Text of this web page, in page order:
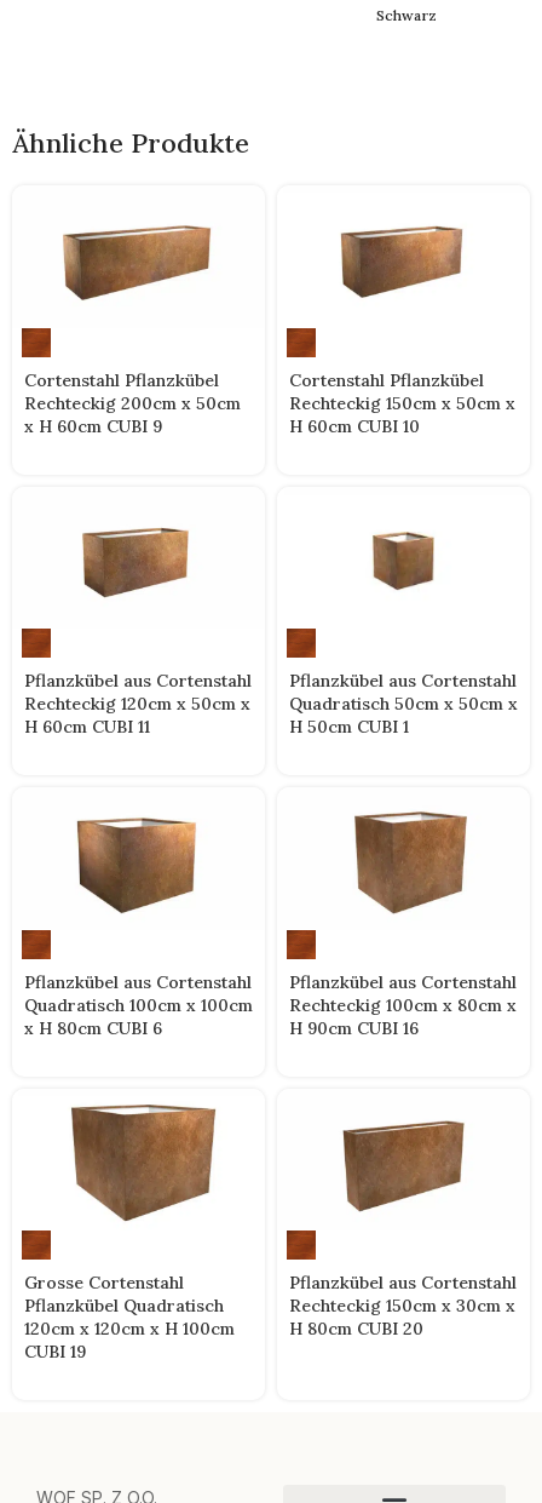
Schwarz
Ähnliche Produkte
Cortenstahl Pflanzkübel
Rechteckig 200cm x 50cm
x H 60cm CUBI 9
Cortenstahl Pflanzkübel
Rechteckig 150cm x 50cm x
H 60cm CUBI 10
Pflanzkübel aus Cortenstahl
Rechteckig 120cm x 50cm x
H 60cm CUBI 11
Pflanzkübel aus Cortenstahl
Quadratisch 50cm x 50cm x
H 50cm CUBI 1
Pflanzkübel aus Cortenstahl
Quadratisch 100cm x 100cm
x H 80cm CUBI 6
Pflanzkübel aus Cortenstahl
Rechteckig 100cm x 80cm x
H 90cm CUBI 16
Grosse Cortenstahl
Pflanzkübel Quadratisch
120cm x 120cm x H 100cm
CUBI 19
Pflanzkübel aus Cortenstahl
Rechteckig 150cm x 30cm x
H 80cm CUBI 20
WOF SP. Z O.O.